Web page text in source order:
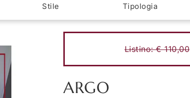
Stile Tipologia
Listino:€ 110,00
ARGO